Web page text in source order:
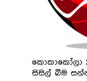
කොකාකෝලා
සිසිල් බීම